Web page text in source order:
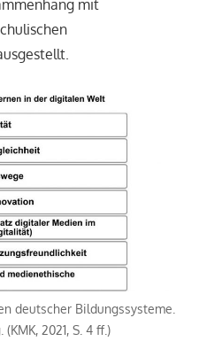
mit
deutscher Bildungssysteme.
2021, S. 4 ff.)